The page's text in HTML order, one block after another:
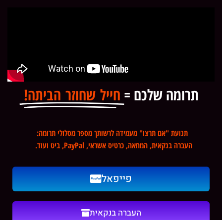
תרומה שלכם = חייל שחוזר הביתה!
תנועת "אם תרצו" מעמידה לרשותך מספר מסלולי תרומה:
העברה בנקאית, המחאה, כרטיס אשראי, PayPal, ביט ועוד.
פייפאל
העברה בנקאית